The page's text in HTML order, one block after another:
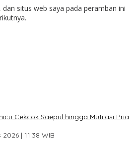
situs web saya pada peramban ini
Cekcok Saepul hingga Mutilasi Pria
| 11:38 WIB